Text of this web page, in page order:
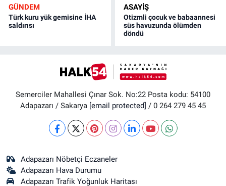
GÜNDEM
Türk kuru yük gemisine İHA
saldırısı
ASAYİŞ
Otizmli çocuk ve babaannesi
süs havuzunda ölümden
döndü
Semerciler Mahallesi Çınar Sok. No:22 Posta kodu: 54100
Adapazarı / Sakarya [email protected] / 0 264 279 45 45
Adapazarı Nöbetçi Eczaneler
Adapazarı Hava Durumu
Adapazarı Trafik Yoğunluk Haritası